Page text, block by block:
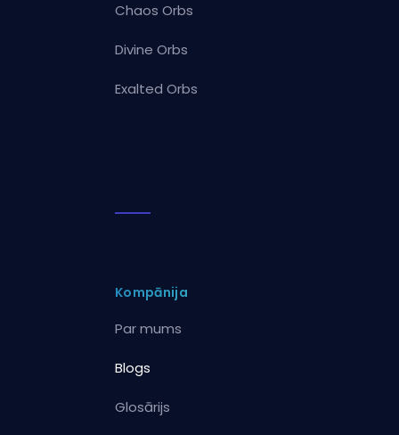
Chaos Orbs
Divine Orbs
Exalted Orbs
Kompānija
Par mums
Blogs
Glosārijs